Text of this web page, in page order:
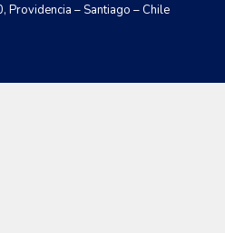
Providencia – Santiago – Chile